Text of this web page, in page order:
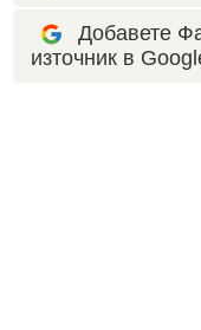
Добавете
източник в